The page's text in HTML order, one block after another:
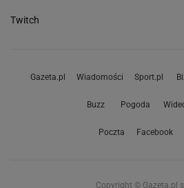
Twitch
Gazeta.pl Wiadomości Sport.pl
Buzz Pogoda
Poczta Facebook
Copyright © Gazeta.pl